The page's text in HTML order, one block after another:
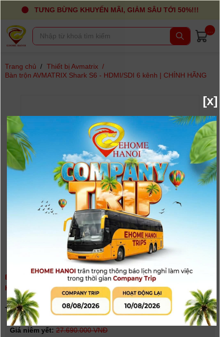
TƯNG BỪNG KHUYẾN MÃI, GIẢM SÂU TỚI 50%!!!
Trang chủ / Thiết bị Avmatrix /
Bàn trộn AVMATRIX Shark S6 - HDMI/SDI 6 kênh | CHÍNH HÃNG
BÀN TRỘN AVMATRIX SHARK S6 - HDMI/SDI 6 KÊNH | CHÍNH
HÃNG
(0người đánh giá)
Tình trạng:
Có hàng
Giá niêm yết: 27.690.000 VNĐ
[x]